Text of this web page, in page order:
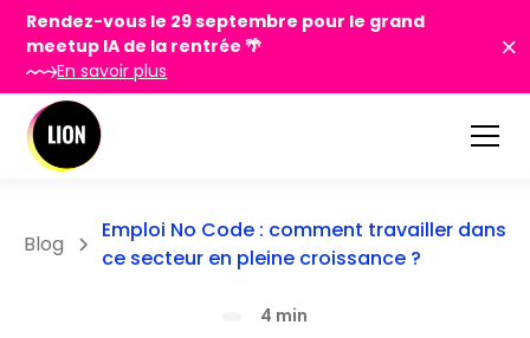
Rendez-vous le 29 septembre pour le grand
meetup IA de la rentrée 🌴
En savoir plus
Blog
Emploi No Code : comment travailler dans
ce secteur en pleine croissance ?
4 min